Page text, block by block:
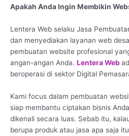
Apakah Anda Ingin Membikin
Lentera Web selaku Jasa
dan menyediakan layanan web
pembuatan website profesional
angan-angan Anda. Lentera Web
beroperasi di sektor Digital
Kami focus dalam pembuatan
siap membantu ciptakan bisnis
dikenali secara luas. Sebab itu,
berupa produk atau jasa apa saja